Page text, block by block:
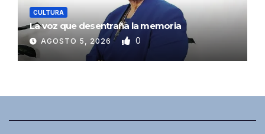
CULTURA
La voz que desentraña la memoria
AGOSTO 5, 2026 0